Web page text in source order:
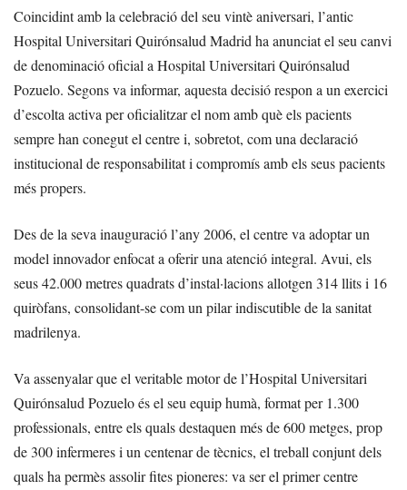
Coincidint amb la celebració del seu vintè aniversari, l’antic
Hospital Universitari Quirónsalud Madrid ha anunciat el seu canvi
de denominació oficial a Hospital Universitari Quirónsalud
Pozuelo. Segons va informar, aquesta decisió respon a un exercici
d’escolta activa per oficialitzar el nom amb què els pacients
sempre han conegut el centre i, sobretot, com una declaració
institucional de responsabilitat i compromís amb els seus pacients
més propers.
Des de la seva inauguració l’any 2006, el centre va adoptar un
model innovador enfocat a oferir una atenció integral. Avui, els
seus 42.000 metres quadrats d’instal·lacions allotgen 314 llits i 16
quiròfans, consolidant-se com un pilar indiscutible de la sanitat
madrilenya.
Va assenyalar que el veritable motor de l’Hospital Universitari
Quirónsalud Pozuelo és el seu equip humà, format per 1.300
professionals, entre els quals destaquen més de 600 metges, prop
de 300 infermeres i un centenar de tècnics, el treball conjunt dels
quals ha permès assolir fites pioneres: va ser el primer centre